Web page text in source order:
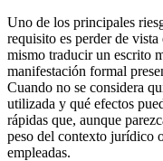
Uno de los principales
requisito es perder de
mismo traducir un escrito
manifestación formal
Cuando no se considera
utilizada y qué efectos
rápidas que, aunque
peso del contexto jurídico
empleadas.